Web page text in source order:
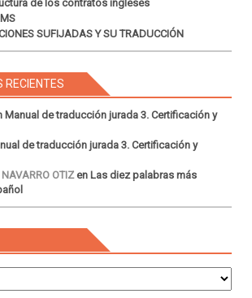
de los contratos ingleses
SUFIJADAS Y SU TRADUCCIÓN
RECIENTES
Manual de traducción jurada 3. Certificación y
de traducción jurada 3. Certificación y
OTIZ en Las diez palabras más